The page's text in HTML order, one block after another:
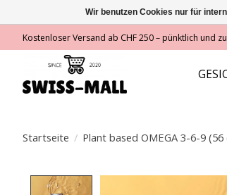
Kostenloser Versand ab CHF 250 – pünktlich und
Startseite / Plant based OMEGA 3-6-9 (56
Product image
Wir benutzen Cookies nur für